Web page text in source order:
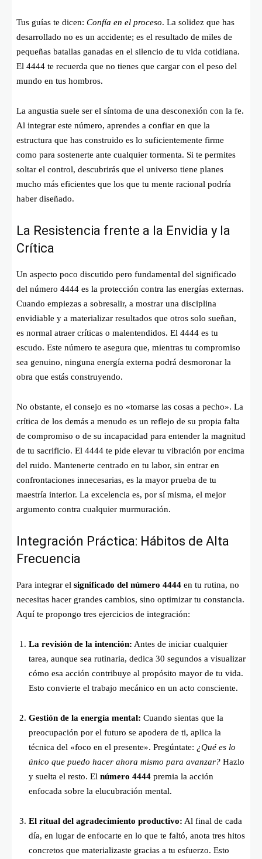
Tus guías te dicen: Confía en el proceso. La solidez que has
desarrollado no es un accidente; es el resultado de miles de
pequeñas batallas ganadas en el silencio de tu vida cotidiana.
El 4444 te recuerda que no tienes que cargar con el peso del
mundo en tus hombros.
La angustia suele ser el síntoma de una desconexión con la fe.
Al integrar este número, aprendes a confiar en que la
estructura que has construido es lo suficientemente firme
como para sostenerte ante cualquier tormenta. Si te permites
soltar el control, descubrirás que el universo tiene planes
mucho más eficientes que los que tu mente racional podría
haber diseñado.
La Resistencia frente a la Envidia y la
Crítica
Un aspecto poco discutido pero fundamental del significado
del número 4444 es la protección contra las energías externas.
Cuando empiezas a sobresalir, a mostrar una disciplina
envidiable y a materializar resultados que otros solo sueñan,
es normal atraer críticas o malentendidos. El 4444 es tu
escudo. Este número te asegura que, mientras tu compromiso
sea genuino, ninguna energía externa podrá desmoronar la
obra que estás construyendo.
No obstante, el consejo es no «tomarse las cosas a pecho». La
crítica de los demás a menudo es un reflejo de su propia falta
de compromiso o de su incapacidad para entender la magnitud
de tu sacrificio. El 4444 te pide elevar tu vibración por encima
del ruido. Mantenerte centrado en tu labor, sin entrar en
confrontaciones innecesarias, es la mayor prueba de tu
maestría interior. La excelencia es, por sí misma, el mejor
argumento contra cualquier murmuración.
Integración Práctica: Hábitos de Alta
Frecuencia
Para integrar el significado del número 4444 en tu rutina, no
necesitas hacer grandes cambios, sino optimizar tu constancia.
Aquí te propongo tres ejercicios de integración:
La revisión de la intención: Antes de iniciar cualquier
tarea, aunque sea rutinaria, dedica 30 segundos a visualizar
cómo esa acción contribuye al propósito mayor de tu vida.
Esto convierte el trabajo mecánico en un acto consciente.
Gestión de la energía mental: Cuando sientas que la
preocupación por el futuro se apodera de ti, aplica la
técnica del «foco en el presente». Pregúntate: ¿Qué es lo
único que puedo hacer ahora mismo para avanzar? Hazlo
y suelta el resto. El número 4444 premia la acción
enfocada sobre la elucubración mental.
El ritual del agradecimiento productivo: Al final de cada
día, en lugar de enfocarte en lo que te faltó, anota tres hitos
concretos que materializaste gracias a tu esfuerzo. Esto